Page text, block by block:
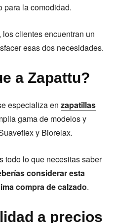
para la comodidad.
clientes encuentran un
esas dos necesidades.
a Zapattu?
especializa en zapatillas
gama de modelos y
y Biorelax.
todo lo que necesitas saber
considerar esta
compra de calzado.
a precios